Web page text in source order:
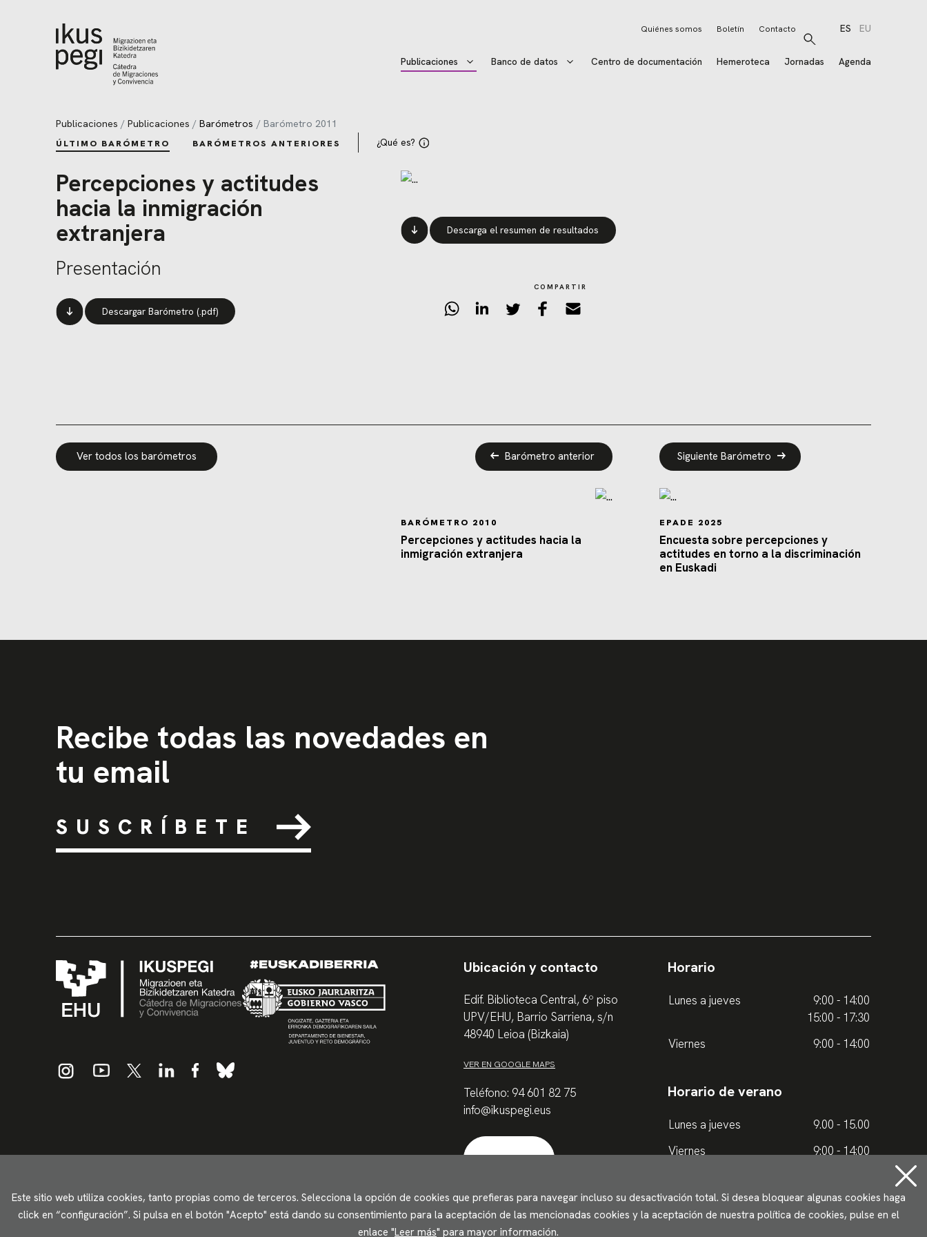
Ir directamente al contenido
Buscar
ES EU
Publicaciones Banco de datos Centro de documentación Hemeroteca Jornadas Agenda
Quiénes somos Boletín Contacto
Publicaciones Publicaciones Barómetros Barómetro 2011
ÚLTIMO BARÓMETRO BARÓMETROS ANTERIORES ¿Qué es?
Percepciones y actitudes
hacia la inmigración
extranjera
Presentación
Descargar Barómetro (.pdf)
Descarga el resumen de resultados
COMPARTIR
Barómetro anterior
BARÓMETRO 2010
Percepciones y actitudes hacia la
inmigración extranjera
Siguiente Barómetro
EPADE 2025
Encuesta sobre percepciones y
actitudes en torno a la discriminación
en Euskadi
Ver todos los barómetros
Recibe todas las novedades en
tu email
SUSCRÍBETE
Ubicación y contacto
Edif. Biblioteca Central, 6º piso
UPV/EHU, Barrio Sarriena, s/n
48940 Leioa (Bizkaia)
VER EN GOOGLE MAPS
Teléfono: 94 601 82 75
info@ikuspegi.eus
Contactar
Horario
Lunes a jueves
9:00 - 14:00
15:00 - 17:30
Viernes
9:00 - 14:00
Horario de verano
Lunes a jueves
9.00 - 15.00
Viernes
9:00 - 14:00
Este sitio web utiliza cookies, tanto propias como de terceros. Selecciona la opción de cookies que prefieras para navegar incluso su desactivación total. Si desea bloquear algunas cookies haga
click en “configuración”. Si pulsa en el botón "Acepto" está dando su consentimiento para la aceptación de las mencionadas cookies y la aceptación de nuestra política de cookies, pulse en el
enlace "Leer más" para mayor información.